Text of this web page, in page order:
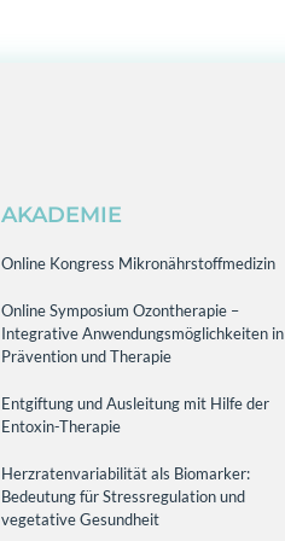
AKADEMIE
Online Kongress Mikronährstoffmedizin
Online Symposium Ozontherapie –
Integrative Anwendungsmöglichkeiten in
Prävention und Therapie
Entgiftung und Ausleitung mit Hilfe der
Entoxin-Therapie
Herzratenvariabilität als Biomarker:
Bedeutung für Stressregulation und
vegetative Gesundheit